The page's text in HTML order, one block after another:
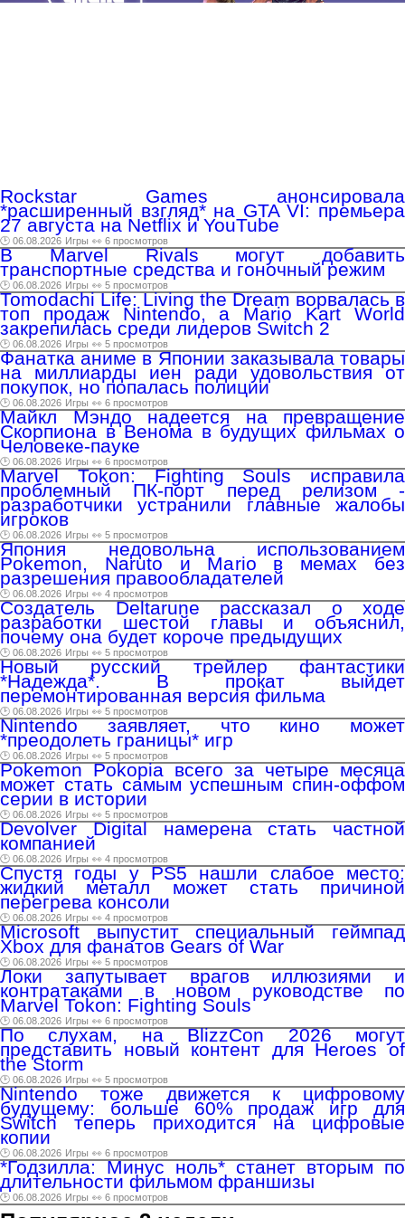
Rockstar Games анонсировала
*расширенный взгляд* на GTA VI: премьера
27 августа на Netflix и YouTube
🕑 06.08.2026 Игры 👀 6 просмотров
В Marvel Rivals могут добавить
транспортные средства и гоночный режим
🕑 06.08.2026 Игры 👀 5 просмотров
Tomodachi Life: Living the Dream ворвалась в
топ продаж Nintendo, а Mario Kart World
закрепилась среди лидеров Switch 2
🕑 06.08.2026 Игры 👀 5 просмотров
Фанатка аниме в Японии заказывала товары
на миллиарды иен ради удовольствия от
покупок, но попалась полиции
🕑 06.08.2026 Игры 👀 6 просмотров
Майкл Мэндо надеется на превращение
Скорпиона в Венома в будущих фильмах о
Человеке-пауке
🕑 06.08.2026 Игры 👀 6 просмотров
Marvel Tokon: Fighting Souls исправила
проблемный ПК-порт перед релизом -
разработчики устранили главные жалобы
игроков
🕑 06.08.2026 Игры 👀 5 просмотров
Япония недовольна использованием
Pokemon, Naruto и Mario в мемах без
разрешения правообладателей
🕑 06.08.2026 Игры 👀 4 просмотров
Создатель Deltarune рассказал о ходе
разработки шестой главы и объяснил,
почему она будет короче предыдущих
🕑 06.08.2026 Игры 👀 5 просмотров
Новый русский трейлер фантастики
*Надежда*. В прокат выйдет
перемонтированная версия фильма
🕑 06.08.2026 Игры 👀 5 просмотров
Nintendo заявляет, что кино может
*преодолеть границы* игр
🕑 06.08.2026 Игры 👀 5 просмотров
Pokemon Pokopia всего за четыре месяца
может стать самым успешным спин-оффом
серии в истории
🕑 06.08.2026 Игры 👀 5 просмотров
Devolver Digital намерена стать частной
компанией
🕑 06.08.2026 Игры 👀 4 просмотров
Спустя годы у PS5 нашли слабое место:
жидкий металл может стать причиной
перегрева консоли
🕑 06.08.2026 Игры 👀 4 просмотров
Microsoft выпустит специальный геймпад
Xbox для фанатов Gears of War
🕑 06.08.2026 Игры 👀 5 просмотров
Локи запутывает врагов иллюзиями и
контратаками в новом руководстве по
Marvel Tokon: Fighting Souls
🕑 06.08.2026 Игры 👀 6 просмотров
По слухам, на BlizzCon 2026 могут
представить новый контент для Heroes of
the Storm
🕑 06.08.2026 Игры 👀 5 просмотров
Nintendo тоже движется к цифровому
будущему: больше 60% продаж игр для
Switch теперь приходится на цифровые
копии
🕑 06.08.2026 Игры 👀 6 просмотров
*Годзилла: Минус ноль* станет вторым по
длительности фильмом франшизы
🕑 06.08.2026 Игры 👀 6 просмотров